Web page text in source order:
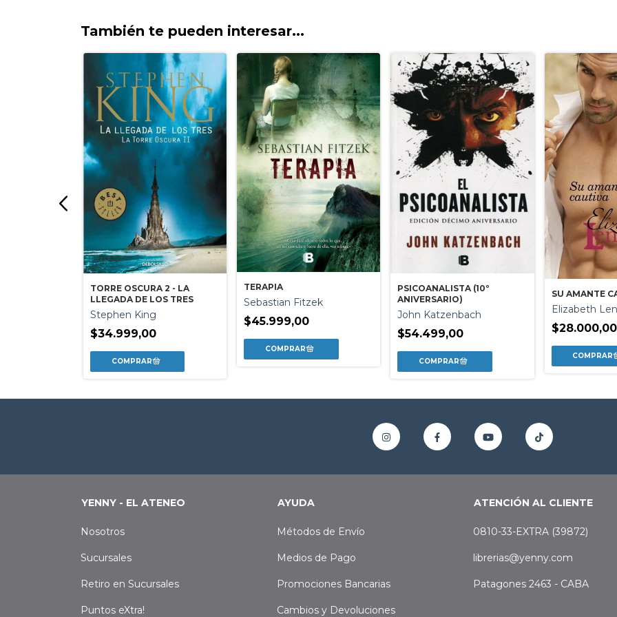
También te pueden interesar...
TORRE OSCURA 2 - LA
LLEGADA DE LOS TRES
Stephen King
$34.999,00
TERAPIA
Sebastian Fitzek
$45.999,00
PSICOANALISTA (10º
ANIVERSARIO)
John Katzenbach
$54.499,00
SU AMANTE
Elizabeth
$28.000,00
YENNY - EL ATENEO
Nosotros
Sucursales
Retiro en Sucursales
Puntos eXtra!
AYUDA
Métodos de Envío
Medios de Pago
Promociones Bancarias
Cambios y Devoluciones
ATENCIÓN AL CLIENTE
0810-33-EXTRA (39872)
librerias@yenny.com
Patagones 2463 - CABA